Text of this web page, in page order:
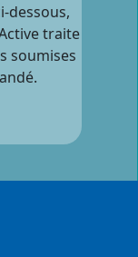
dessous,
traite
soumises